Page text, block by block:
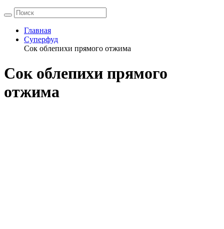
Главная
Суперфуд
Сок облепихи прямого отжима
Сок облепихи прямого
отжима